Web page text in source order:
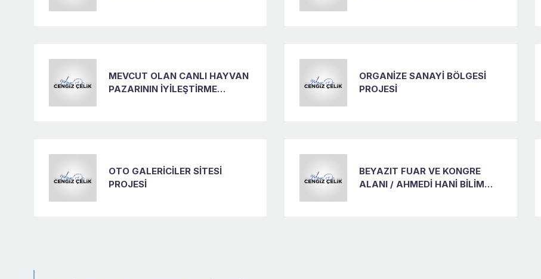
MEVCUT OLAN CANLI HAYVAN
PAZARININ İYİLEŞTİRME
ORGANİZE SANAYİ BÖLGESİ
PROJESİ
OTO GALERİCİLER SİTESİ
PROJESİ
BEYAZIT FUAR VE KONGRE
ALANI / AHMEDİ HANİ BİLİM